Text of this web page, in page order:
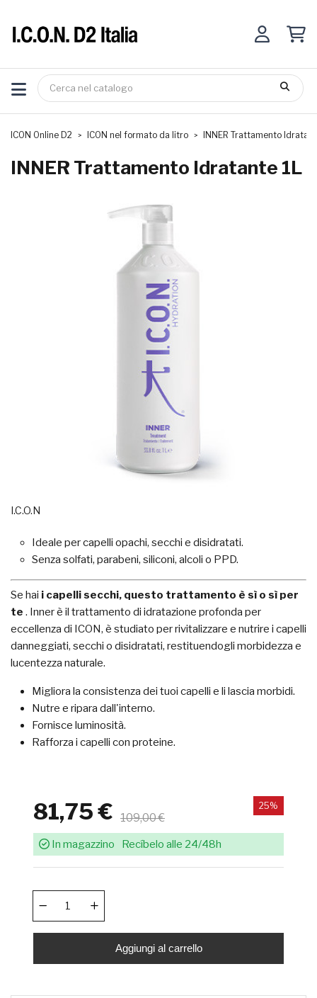
ICON Online D2 ICON nel formato da litro INNER Trattamento
INNER Trattamento Idratante 1L
I.C.O.N
Ideale per capelli opachi, secchi e disidratati.
Senza solfati, parabeni, siliconi, alcoli o PPD.
Se hai i capelli secchi, questo trattamento è sì o sì per
te . Inner è il trattamento di idratazione profonda per
eccellenza di ICON, è studiato per rivitalizzare e nutrire i capelli
danneggiati, secchi o disidratati, restituendogli morbidezza e
lucentezza naturale.
Migliora la consistenza dei tuoi capelli e li lascia morbidi.
Nutre e ripara dall'interno.
Fornisce luminosità.
Rafforza i capelli con proteine.
81,75 € 109,00 €
25%
In magazzino Recíbelo alle 24/48h
Aggiungi al carrello